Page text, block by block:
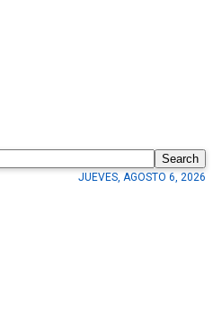
Search
JUEVES, AGOSTO 6, 2026